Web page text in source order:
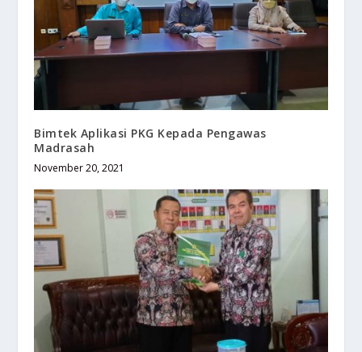
Bimtek Aplikasi PKG Kepada Pengawas
Madrasah
November 20, 2021